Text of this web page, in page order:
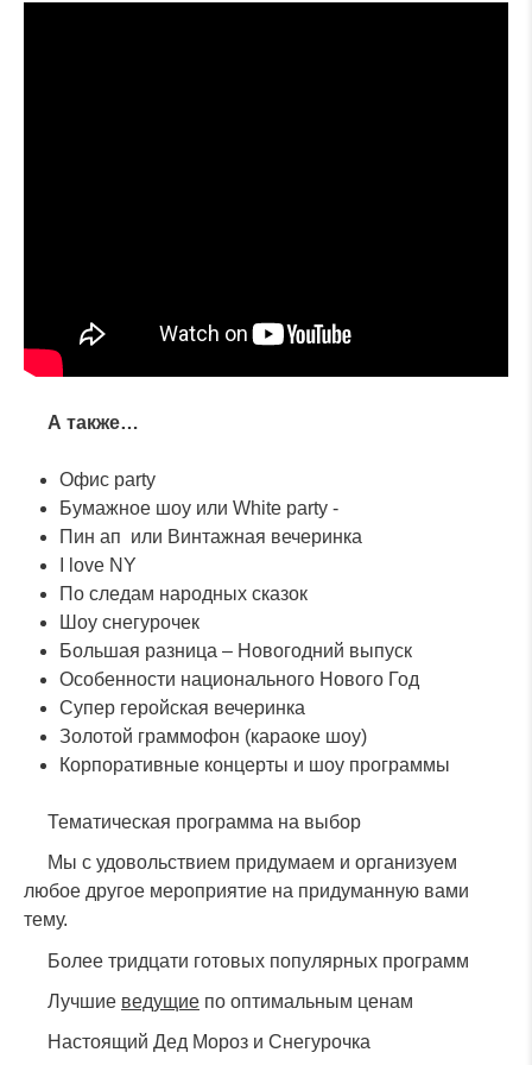
А также…
Офис party
Бумажное шоу или White party -
Пин ап или Винтажная вечеринка
I love NY
По следам народных сказок
Шоу снегурочек
Большая разница – Новогодний выпуск
Особенности национального Нового Год
Супер геройская вечеринка
Золотой граммофон (караоке шоу)
Корпоративные концерты и шоу программы
Тематическая программа на выбор
Мы с удовольствием придумаем и организуем
любое другое мероприятие на придуманную вами
тему.
Более тридцати готовых популярных программ
Лучшие ведущие по оптимальным ценам
Настоящий Дед Мороз и Снегурочка